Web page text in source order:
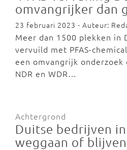
omvangrijker dan
23 februari 2023 - Auteur:
Meer dan 1500 plekken in
vervuild met PFAS-
een omvangrijk onderzoek
NDR en WDR…
Achtergrond
Duitse bedrijven
weggaan of blijven